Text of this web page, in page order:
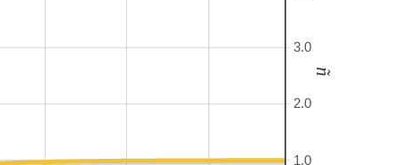
1.0
2.0
3.0
ñ